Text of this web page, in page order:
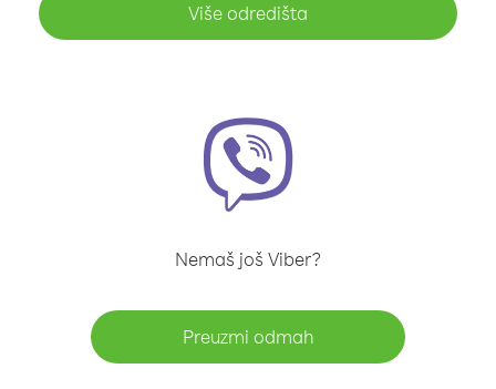
Više odredišta
Nemaš još Viber?
Preuzmi odmah